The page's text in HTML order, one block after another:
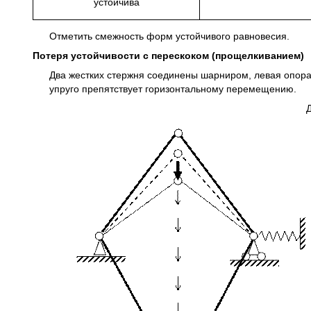
Отметить смежность форм устойчивого равновесия.
Потеря устойчивости с перескоком (прощелкиванием)
Два жестких стержня соединены шарниром, левая
упруго препятствует горизонтальному перемещению.